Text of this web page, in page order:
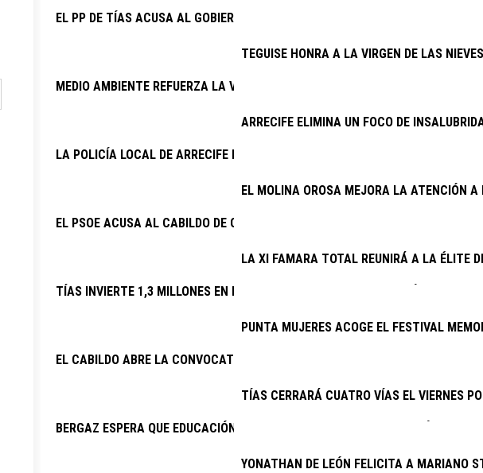
EL PP DE TÍAS ACUSA AL GOBIERNO DE INCAPACIDAD CON EL PLAN DE
MEDIO AMBIENTE REFUERZA LA VIGILANCIA EN LOS COTOS DE CAZA DE
LA POLICÍA LOCAL DE ARRECIFE DETIENE A DOS VARONES EXTRANJEROS
EL PSOE ACUSA AL CABILDO DE CONOCER DESDE 2025 EL DERRIBO DE LA
TÍAS INVIERTE 1,3 MILLONES EN RENOVAR EL ALUMBRADO DE 32 VÍAS
EL CABILDO ABRE LA CONVOCATORIA DE SUBVENCIONES PARA LA
BERGAZ ESPERA QUE EDUCACIÓN CUMPLA E INICIE LA CONTRATACIÓN DEL
TEGUISE HONRA A LA VIRGEN DE LAS
ARRECIFE ELIMINA UN FOCO DE
EL MOLINA OROSA MEJORA LA ATENCIÓN
LA XI FAMARA TOTAL REUNIRÁ A LA ÉLITE
PUNTA MUJERES ACOGE EL FESTIVAL
TÍAS CERRARÁ CUATRO VÍAS EL VIERNES
YONATHAN DE LEÓN FELICITA A MARIANO